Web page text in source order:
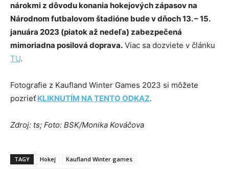
nárokmi z dôvodu konania hokejových zápasov na
Národnom futbalovom štadióne bude v dňoch 13. – 15.
januára 2023 (piatok až nedeľa) zabezpečená
mimoriadna posilová doprava. Viac sa dozviete v článku
TU.
Fotografie z Kaufland Winter Games 2023 si môžete
pozrieť KLIKNUTÍM NA TENTO ODKAZ.
Zdroj: ts; Foto: BSK/Monika Kováčova
TAGY Hokej
Kaufland Winter games